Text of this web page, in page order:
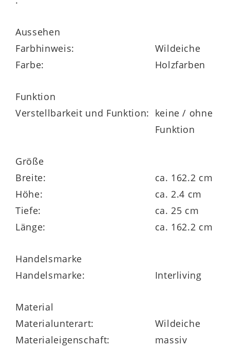
Filigrane Maße mit stabiler
Funktion
(Breite x Höhe x Tiefe)
Wandregal perfekt als ergänzendes
Element in einer Regalkombination oder
als stilvolle Einzelkomponente für
dekorative Objekte. Die klare
schaffen eine moderne Leichtigkeit, die
sich harmonisch in das Gesamtkonzept
einfügt.
Aussehen
Farbhinweis:
Wildeiche
Farbe:
Holzfarben
Funktion
Verstellbarkeit und Funktion: keine / ohne
Funktion
Größe
Breite:
ca. 162.2 cm
Höhe:
ca. 2.4 cm
Tiefe:
ca. 25 cm
Länge:
ca. 162.2 cm
Handelsmarke
Handelsmarke:
Interliving
Material
Materialunterart:
Wildeiche
Materialeigenschaft:
massiv